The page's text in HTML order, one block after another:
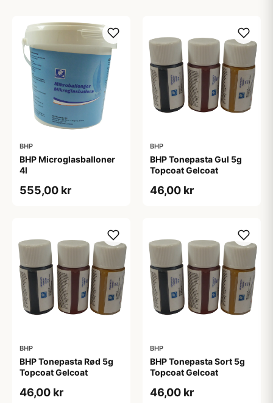
BHP
BHP Microglasballoner
4l
555,00 kr
BHP
BHP Tonepasta Gul 5g
Topcoat Gelcoat
46,00 kr
BHP
BHP Tonepasta Rød 5g
Topcoat Gelcoat
46,00 kr
BHP
BHP Tonepasta Sort 5g
Topcoat Gelcoat
46,00 kr